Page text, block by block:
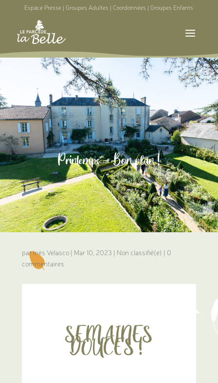
Espace Presse |Groupes Adultes |Coordonnées |Groupes Enfants
Printemps = Bon plan !
parInès Velasco| Mar 10, 2023 | Non classifié(e) | 0
commentaires
SEMAINES
DOUCES !